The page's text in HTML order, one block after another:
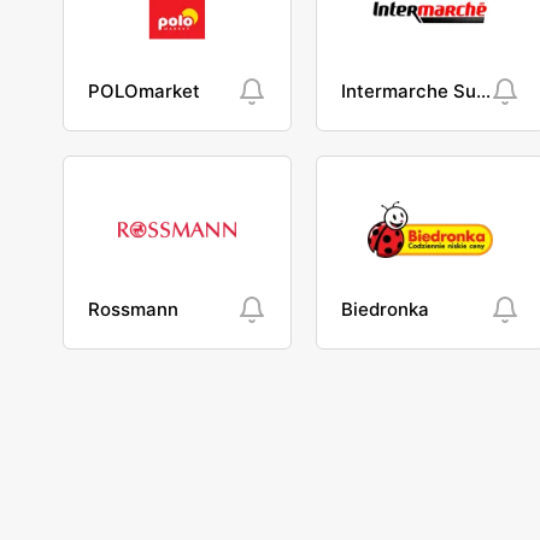
POLOmarket Intermarche Super
Rossmann Biedronka